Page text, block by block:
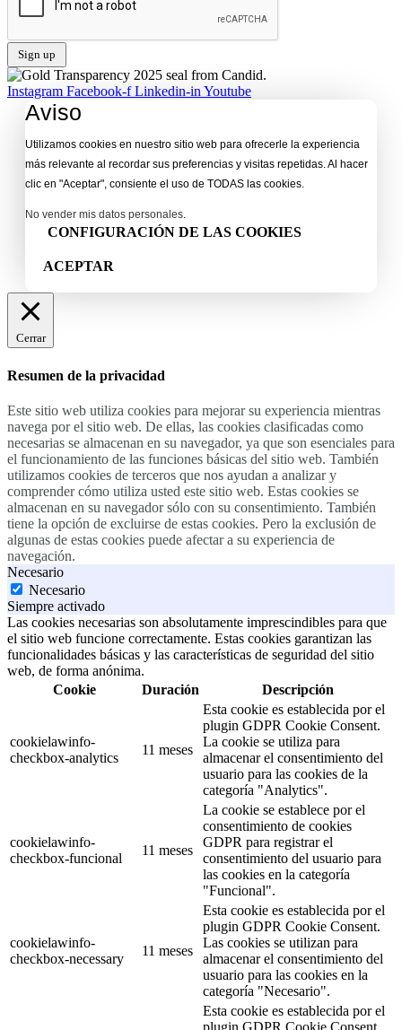
Instagram Facebook-f Linkedin-inYoutube
Aviso
Utilizamos cookies en nuestro sitio web para ofrecerle la experiencia
más relevante al recordar sus preferencias y visitas repetidas. Al hacer
clic en "Aceptar", consiente el uso de TODAS las cookies.
No vender mis datos personales.
CONFIGURACIÓN DE LAS COOKIES
ACEPTAR
Cerrar
Resumen de la privacidad
Este sitio web utiliza cookies para mejorar su experiencia mientras
navega por el sitio web. De ellas, las cookies clasificadas como
necesarias se almacenan en su navegador, ya que son esenciales para
el funcionamiento de las funciones básicas del sitio web. También
utilizamos cookies de terceros que nos ayudan a analizar y
comprender cómo utiliza usted este sitio web. Estas cookies se
almacenan en su navegador sólo con su consentimiento. También
tiene la opción de excluirse de estas cookies. Pero la exclusión de
algunas de estas cookies puede afectar a su experiencia de
navegación.
Necesario
Necesario
Siempre activado
Las cookies necesarias son absolutamente imprescindibles para que
el sitio web funcione correctamente. Estas cookies garantizan las
funcionalidades básicas y las características de seguridad del sitio
web, de forma anónima.
Cookie
Duración Descripción
cookielawinfo-
checkbox-analytics
11 meses
Esta cookie es establecida por el
plugin GDPR Cookie Consent.
La cookie se utiliza para
almacenar el consentimiento del
usuario para las cookies de la
categoría "Analytics".
cookielawinfo-
checkbox-funcional
11 meses
La cookie se establece por el
consentimiento de cookies
GDPR para registrar el
consentimiento del usuario para
las cookies en la categoría
"Funcional".
cookielawinfo-
checkbox-necessary
11 meses
Esta cookie es establecida por el
plugin GDPR Cookie Consent.
Las cookies se utilizan para
almacenar el consentimiento del
usuario para las cookies en la
categoría "Necesario".
Esta cookie es establecida por el
plugin GDPR Cookie Consent.